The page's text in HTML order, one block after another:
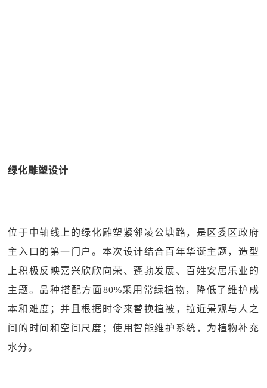
绿化雕塑设计
位于中轴线上的绿化雕塑紧邻凌公塘路，是区委区政府
主入口的第一门户。本次设计结合百年华诞主题，造型
上积极反映嘉兴欣欣向荣、蓬勃发展、百姓安居乐业的
主题。品种搭配方面80%采用常绿植物，降低了维护成
本和难度；并且根据时令来替换植被，拉近景观与人之
间的时间和空间尺度；使用智能维护系统，为植物补充
水分。